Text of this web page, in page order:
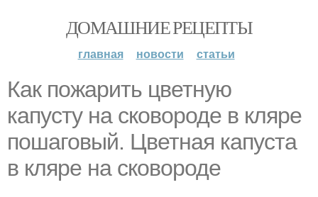
ДОМАШНИЕ РЕЦЕПТЫ
главная новости статьи
Как пожарить цветную
капусту на сковороде в кляре
пошаговый. Цветная капуста
в кляре на сковороде